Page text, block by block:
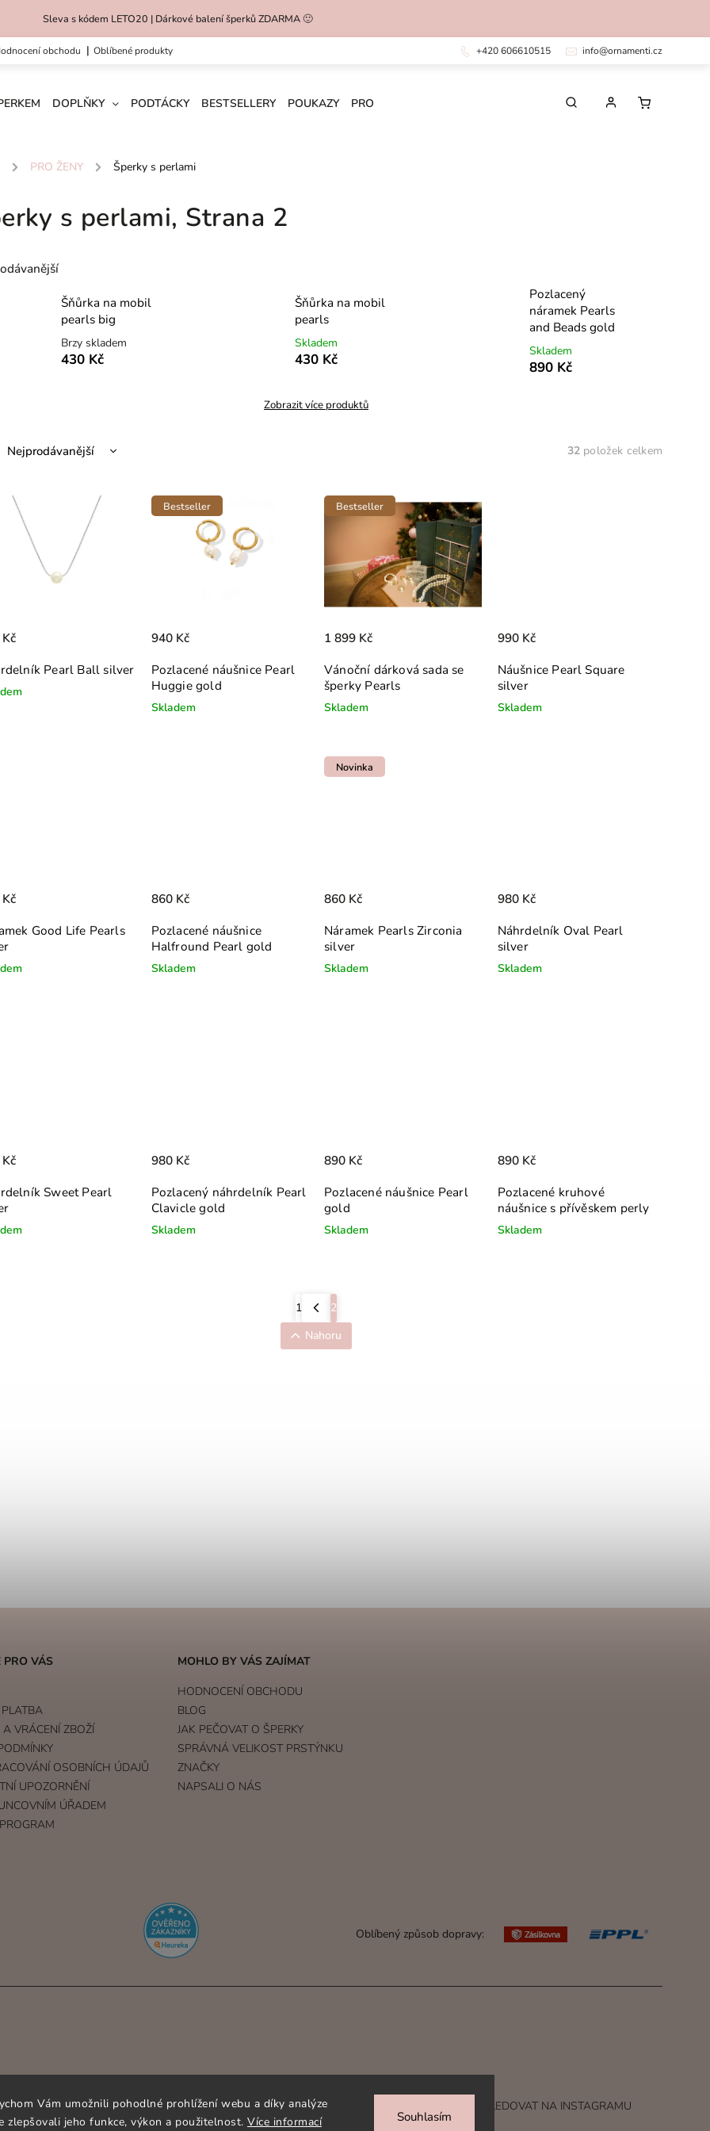
Vám umožnili pohodlné prohlížení webu a díky analýze
zlepšovali jeho funkce, výkon a použitelnost. Více informací Souhlasím
Sleva s kódem LETO20 | Dárkové balení šperků ZDARMA 🙂
+420 606610515 info@ornamenti.cz
hodnocení obchodu oblíbené produkty
DOPLŇKY PODTÁCKY BESTSELLERY POUKAZY PRO DĚTI CHIRURGICKÁ OCEL
/ PRO ŽENY /
Šperky s perlami
s perlami, Strana 2
Šňůrka na mobil
pearls big
Brzy skladem
430 Kč
Šňůrka na mobil
pearls
Skladem
430 Kč
Pozlacený
náramek Pearls
and Beads gold
Skladem
890 Kč
Zobrazit více produktů
Nejprodávanější
Nejdražší
Abecedně
32 položek celkem
Pearl Ball silver
Bestseller
Pozlacené náušnice Pearl
Huggie gold
Skladem
940 Kč
Bestseller
Vánoční dárková sada se
šperky Pearls
Skladem
1 899 Kč
Náušnice Pearl Square
silver
Skladem
990 Kč
Good Life Pearls
Pozlacené náušnice
Halfround Pearl gold
Skladem
860 Kč
Novinka
Náramek Pearls Zirconia
silver
Skladem
860 Kč
Náhrdelník Oval Pearl
silver
Skladem
980 Kč
Sweet Pearl
Pozlacený náhrdelník Pearl
Clavicle gold
Skladem
980 Kč
Pozlacené náušnice Pearl
gold
Skladem
890 Kč
Pozlacené kruhové
náušnice s přívěskem perly
Skladem
890 Kč
1
2
Nahoru
PRO VÁS
VRÁCENÍ ZBOŽÍ
OSOBNÍCH ÚDAJŮ
UPOZORNĚNÍ
ÚŘADEM
SLEDOVAT NA INSTAGRAMU
MOHLO BY VÁS ZAJÍMAT
HODNOCENÍ OBCHODU
BLOG
JAK PEČOVAT O ŠPERKY
SPRÁVNÁ VELIKOST PRSTÝNKU
ZNAČKY
NAPSALI O NÁS
Oblíbený způsob dopravy: